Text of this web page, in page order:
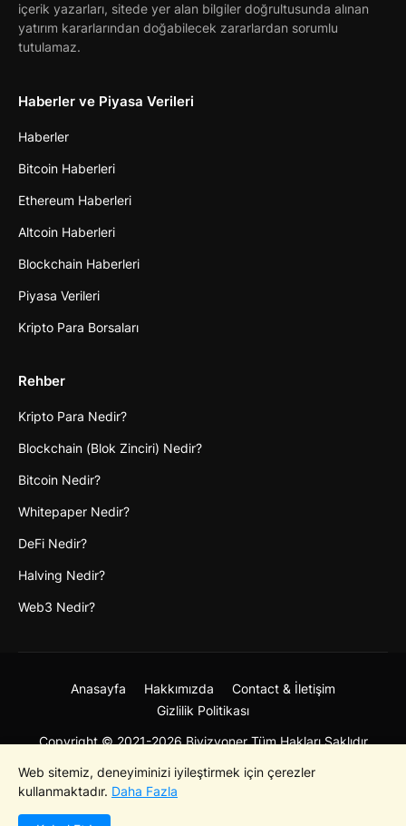
içerik yazarları, sitede yer alan bilgiler doğrultusunda alınan
yatırım kararlarından doğabilecek zararlardan sorumlu
tutulamaz.
Haberler ve Piyasa Verileri
Haberler
Bitcoin Haberleri
Ethereum Haberleri
Altcoin Haberleri
Blockchain Haberleri
Piyasa Verileri
Kripto Para Borsaları
Rehber
Kripto Para Nedir?
Blockchain (Blok Zinciri) Nedir?
Bitcoin Nedir?
Whitepaper Nedir?
DeFi Nedir?
Halving Nedir?
Web3 Nedir?
Copyright © 2021-2026 Bivizyoner Tüm Hakları Saklıdır
Anasayfa Hakkımızda
Contact & İletişim
Gizlilik Politikası
Web sitemiz, deneyiminizi iyileştirmek için çerezler
kullanmaktadır. Daha Fazla